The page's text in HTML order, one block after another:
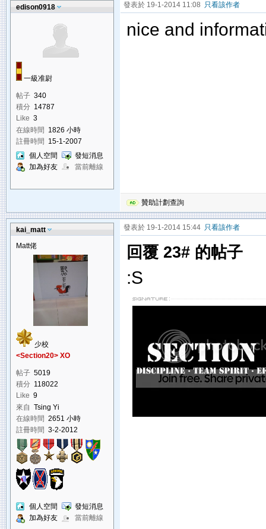
edison0918
一級准尉
帖子 340
積分 14787
Like 3
在線時間 1826 小時
註冊時間 15-1-2007
個人空間
發短消息
加為好友
當前離線
發表於 19-1-2014 11:08 只看該作者
nice and
贊助計劃查詢
kai_matt
Matt佬
少校
<Section20> XO
帖子 5019
積分 118022
Like 9
來自 Tsing Yi
在線時間 2651 小時
註冊時間 3-2-2012
個人空間
發短消息
加為好友
當前離線
發表於 19-1-2014 15:44 只看該作者
回覆 23# 的帖子
:S